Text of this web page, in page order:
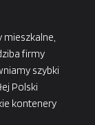
mieszkalne,
firmy
szybki
Polski
kontenery